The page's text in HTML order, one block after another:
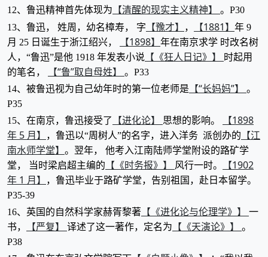
12、鲁迅精神首先体现为
【清醒的现实主义精神】
。P30
13、鲁迅， 姓周，幼名樟寿， 字
【豫才】 ， 【1881】 年 9
月 25 日诞生于浙江绍兴，
【1898】 年在南京求学 时改名树
人，“鲁迅”是他 1918 年发表小说 【《狂人日记》】
时起用
的笔名，
【“鲁”取自母姓】
。P33
14、被鲁迅视为自己幼年时的第一位老师是
【“长妈妈”】
。
P35
15、在南京，鲁迅接受了
【进化论】 思想的影响。
【1898
年 5 月】
，鲁迅以“周树人”的名字，进入洋务 派创办的
【江
南水师学堂】 。翌年， 他考入江南陆师学堂附设的路矿学
堂， 当时梁启超主编的
【《时务报》】 风行一时。
【1902
年 1 月】
，鲁迅毕业于路矿学堂，告别祖国，赴日本留学。
P35-39
16、英国的自然科学家赫胥黎著 【《进化论与伦理学》】
一
书，
【严复】 译述了这一著作，定名为 【《天演论》】
。
P38